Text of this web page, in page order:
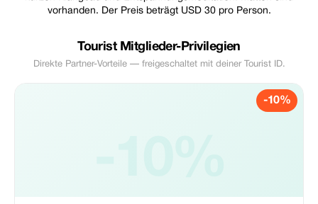
vorhanden. Der Preis beträgt USD 30 pro Person.
Tourist Mitglieder-Privilegien
Direkte Partner-Vorteile — freigeschaltet mit deiner Tourist ID.
-10%